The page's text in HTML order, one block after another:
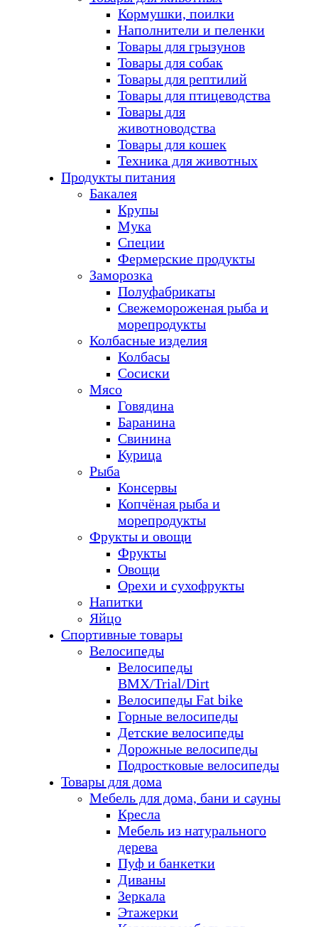
Кормушки, поилки
Наполнители и пеленки
Товары для грызунов
Товары для собак
Товары для рептилий
Товары для птицеводства
Товары для
животноводства
Товары для кошек
Техника для животных
Продукты питания
Бакалея
Крупы
Мука
Специи
Фермерские продукты
Заморозка
Полуфабрикаты
Свежемороженая рыба и
морепродукты
Колбасные изделия
Колбасы
Сосиски
Мясо
Говядина
Баранина
Свинина
Курица
Рыба
Консервы
Копчёная рыба и
морепродукты
Фрукты и овощи
Фрукты
Овощи
Орехи и сухофрукты
Напитки
Яйцо
Спортивные товары
Велосипеды
Велосипеды
BMX/Trial/Dirt
Велосипеды Fat bike
Горные велосипеды
Детские велосипеды
Дорожные велосипеды
Подростковые велосипеды
Товары для дома
Мебель для дома, бани и сауны
Кресла
Мебель из натурального
дерева
Пуф и банкетки
Диваны
Зеркала
Этажерки